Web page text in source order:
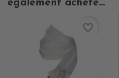
également acheté...
favorite_border